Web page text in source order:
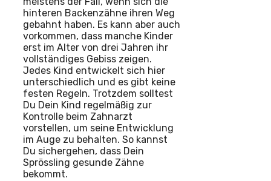
hinteren Backenzähne ihren Weg
gebahnt haben. Es kann aber auch
vorkommen, dass manche Kinder
erst im Alter von drei Jahren ihr
vollständiges Gebiss zeigen.
Jedes Kind entwickelt sich hier
unterschiedlich und es gibt keine
festen Regeln. Trotzdem solltest
Du Dein Kind regelmäßig zur
Kontrolle beim Zahnarzt
vorstellen, um seine Entwicklung
im Auge zu behalten. So kannst
Du sichergehen, dass Dein
Sprössling gesunde Zähne
bekommt.